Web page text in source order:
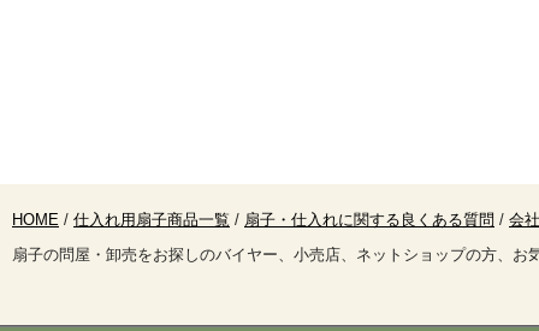
HOME / 仕入れ用扇子商品一覧 / 扇子・仕入れに関する良くある質問 / 会
扇子の問屋・卸売をお探しのバイヤー、小売店、ネットショップの方、お